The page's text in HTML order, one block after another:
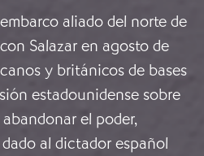
aliado del norte de
Salazar en agosto de
y británicos de bases
estadounidense sobre
el poder,
al dictador español